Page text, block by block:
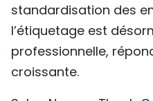
standardisation des
l’étiquetage est
professionnelle,
croissante.